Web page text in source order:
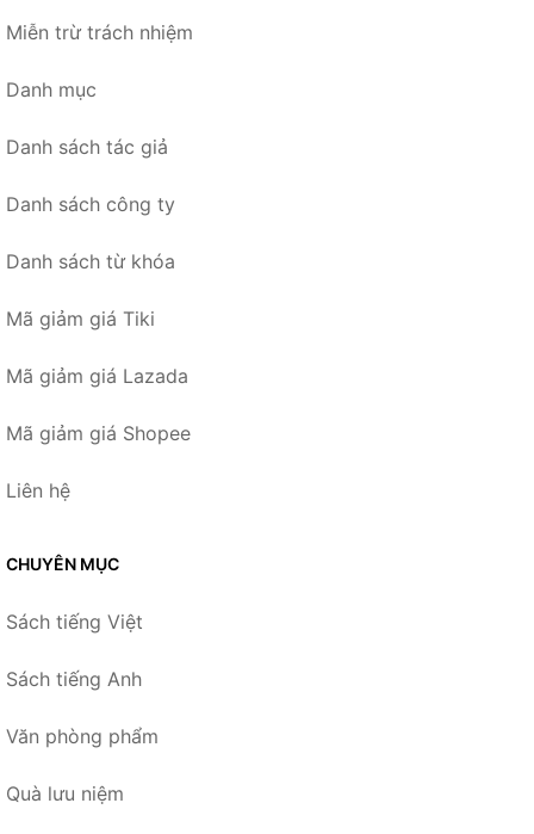
Miễn trừ trách nhiệm
Danh mục
Danh sách tác giả
Danh sách công ty
Danh sách từ khóa
Mã giảm giá Tiki
Mã giảm giá Lazada
Mã giảm giá Shopee
Liên hệ
CHUYÊN MỤC
Sách tiếng Việt
Sách tiếng Anh
Văn phòng phẩm
Quà lưu niệm